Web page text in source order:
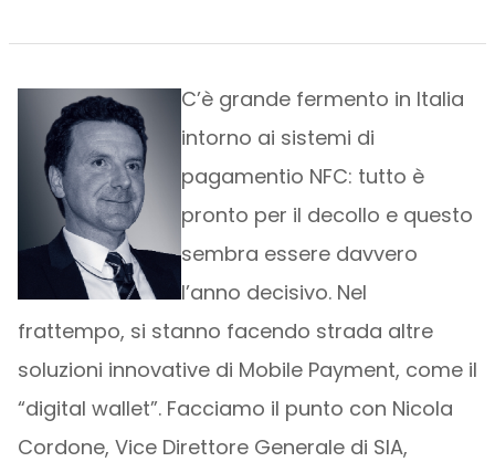
C’è grande fermento in Italia
intorno ai sistemi di
pagamentio NFC: tutto è
pronto per il decollo e questo
sembra essere davvero
l’anno decisivo. Nel
frattempo, si stanno facendo strada altre
soluzioni innovative di Mobile Payment, come il
“digital wallet”. Facciamo il punto con Nicola
Cordone, Vice Direttore Generale di SIA,